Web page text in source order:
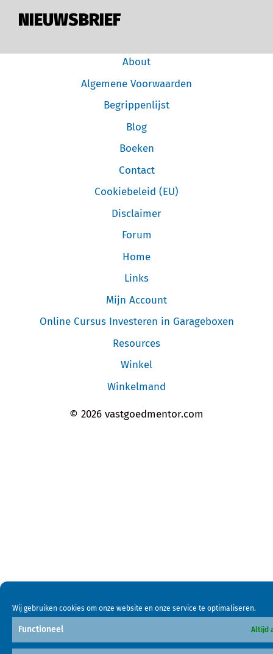
Wij gebruiken cookies om onze website en onze service te optimaliseren.
Functioneel Altijd
NIEUWSBRIEF
About
Algemene Voorwaarden
Begrippenlijst
Blog
Boeken
Contact
Cookiebeleid (EU)
Disclaimer
Forum
Home
Links
Mijn Account
Online Cursus Investeren in Garageboxen
Resources
Winkel
Winkelmand
© 2026 vastgoedmentor.com